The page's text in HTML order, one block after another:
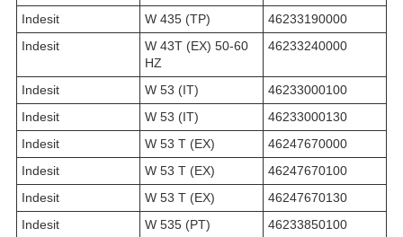
Indesit W 435 (TP)
46233190000
Indesit
W 43T (EX) 50-60
HZ
46233240000
Indesit W 53 (IT)
46233000100
Indesit
W 53 (IT)
46233000130
Indesit
W 53 T (EX)
46247670000
Indesit
W 53 T (EX)
46247670100
Indesit
W 53 T (EX)
46247670130
Indesit
W 535 (PT)
46233850100